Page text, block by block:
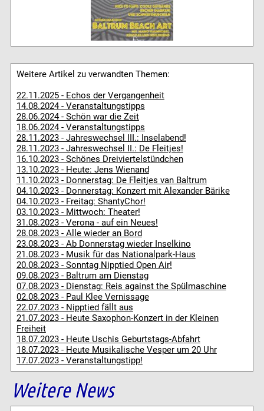
Weitere Artikel zu verwandten Themen:
22.11.2025 - Echos der Vergangenheit
14.08.2024 - Veranstaltungstipps
28.06.2024 - Schön war die Zeit
18.06.2024 - Veranstaltungstipps
28.11.2023 - Jahreswechsel III.: Inselabend!
28.11.2023 - Jahreswechsel II.: De Fleitjes!
16.10.2023 - Schönes Dreiviertelstündchen
13.10.2023 - Heute: Jens Wienand
11.10.2023 - Donnerstag: De Fleitjes van Baltrum
04.10.2023 - Donnerstag: Konzert mit Alexander Bärike
04.10.2023 - Freitag: ShantyChor!
03.10.2023 - Mittwoch: Theater!
31.08.2023 - Verona - auf ein Neues!
28.08.2023 - Alle wieder an Bord
23.08.2023 - Ab Donnerstag wieder Inselkino
21.08.2023 - Musik für das Nationalpark-Haus
20.08.2023 - Sonntag Nipptied Open Air!
09.08.2023 - Baltrum am Dienstag
07.08.2023 - Dienstag: Reis against the Spülmaschine
02.08.2023 - Paul Klee Vernissage
22.07.2023 - Nipptied fällt aus
21.07.2023 - Heute Saxophon-Konzert in der Kleinen
Freiheit
18.07.2023 - Heute Uschis Geburtstags-Abfahrt
18.07.2023 - Heute Musikalische Vesper um 20 Uhr
17.07.2023 - Veranstaltungstipp!
Weitere News